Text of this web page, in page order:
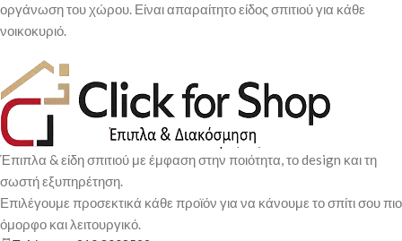
οργάνωση του χώρου. Είναι απαραίτητο είδος σπιτιού για κάθε
νοικοκυριό.
Έπιπλα & είδη σπιτιού με έμφαση στην ποιότητα, το design και τη
σωστή εξυπηρέτηση.
Επιλέγουμε προσεκτικά κάθε προϊόν για να κάνουμε το σπίτι σου πιο
όμορφο και λειτουργικό.